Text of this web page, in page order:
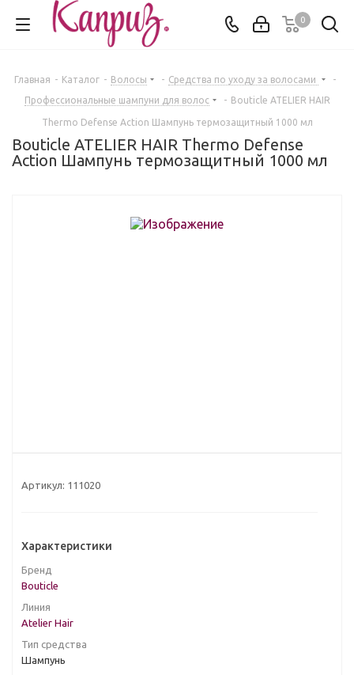
0
Главная - Каталог - Волосы - Средства по уходу за волосами
-
Профессиональные шампуни для волос
- Bouticle ATELIER HAIR
Thermo Defense Action Шампунь термозащитный 1000 мл
Bouticle ATELIER HAIR Thermo Defense
Action Шампунь термозащитный 1000 мл
Артикул: 111020
Характеристики
Бренд
Bouticle
Линия
Atelier Hair
Тип средства
Шампунь